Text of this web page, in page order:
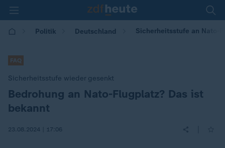
Politik Deutschland Sicherheitsstufe an Nato-
FAQ
Sicherheitsstufe wieder gesenkt
:Bedrohung an Nato-Flugplatz? Das ist
bekannt
23.08.2024 | 17:06